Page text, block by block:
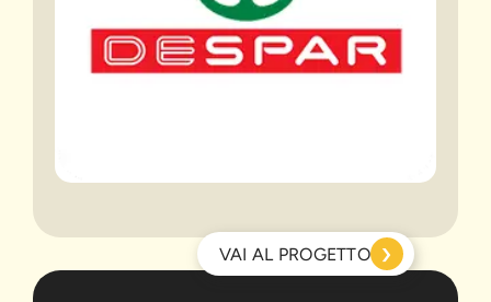
VAI AL PROGETTO ›